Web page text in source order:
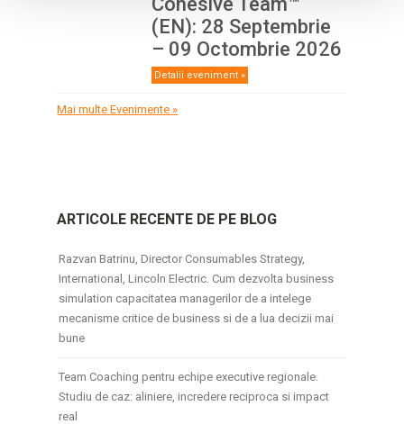
(EN): 28 Septembrie
– 09 Octombrie 2026
Detalii eveniment »
Mai multe Evenimente »
ARTICOLE RECENTE DE PE BLOG
Razvan Batrinu, Director Consumables Strategy,
International, Lincoln Electric. Cum dezvolta business
simulation capacitatea managerilor de a intelege
mecanisme critice de business si de a lua decizii mai
bune
Team Coaching pentru echipe executive regionale.
Studiu de caz: aliniere, incredere reciproca si impact
real